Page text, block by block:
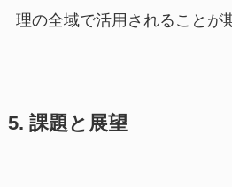
理の全域で活用されることが
5. 課題と展望